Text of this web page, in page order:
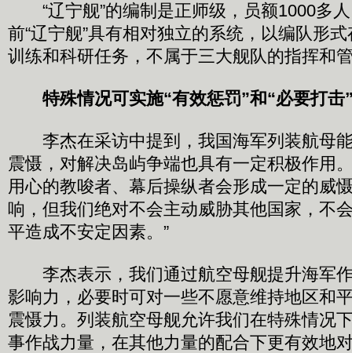
“辽宁舰”的编制是正师级，员额1000多
前“辽宁舰”具有相对独立的系统，以编队形
训练和科研任务，不属于三大舰队的指挥和
特殊情况可实施“有效惩罚”和“必要打击
李杰在采访中提到，我国海军列装航母
震慑，对解决岛屿争端也具有一定积极作用
用心的教唆者、幕后操纵者会形成一定的威
响，但我们绝对不会主动威胁其他国家，不
平造成不安定因素。”
李杰表示，我们通过航空母舰提升海军
影响力，必要时可对一些不愿意维持地区和
震慑力。列装航空母舰允许我们在特殊情况
事作战力量，在其他力量的配合下更有效地